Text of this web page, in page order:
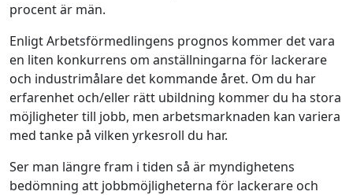
procent är män.
Enligt Arbetsförmedlingens prognos kommer det vara
en liten konkurrens om anställningarna för lackerare
och industrimålare det kommande året. Om du har
erfarenhet och/eller rätt ubildning kommer du ha stora
möjligheter till jobb, men arbetsmarknaden kan variera
med tanke på vilken yrkesroll du har.
Ser man längre fram i tiden så är myndighetens
bedömning att jobbmöjligheterna för lackerare och